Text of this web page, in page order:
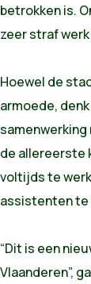
betrokken is.
zeer straf
Hoewel de
armoede,
samenwerking
de allereerste
voltijds te
assistenten te
“Dit is een
Vlaanderen”,